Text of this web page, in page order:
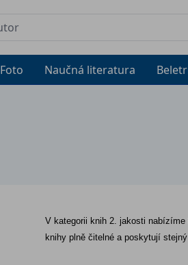
Foto Naučná literatura
V kategorii knih 2. jakosti
knihy plně čitelné a poskytují